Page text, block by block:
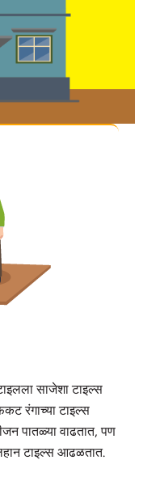
साजेशा टाइल्स
रंगाच्या टाइल्स
पातळ्या वाढतात, पण
टाइल्स आढळतात.